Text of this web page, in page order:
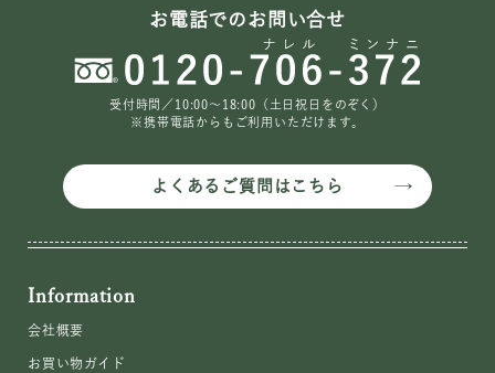
お電話でのお問い合せ
受付時間／10:00〜18:00（土日祝日をのぞく）
※携帯電話からもご利用いただけます。
よくあるご質問はこちら
Information
会社概要
お買い物ガイド